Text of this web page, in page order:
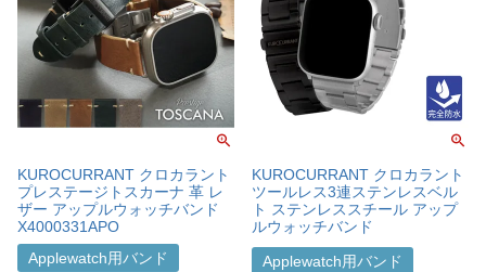
KUROCURRANT クロカラント
プレステージトスカーナ 革 レ
ザー アップルウォッチバンド
X4000331APO
Applewatch用バンド
KUROCURRANT クロカラント
ツールレス3連ステンレスベル
ト ステンレススチール アップ
ルウォッチバンド
X1080304APO
Applewatch用バンド